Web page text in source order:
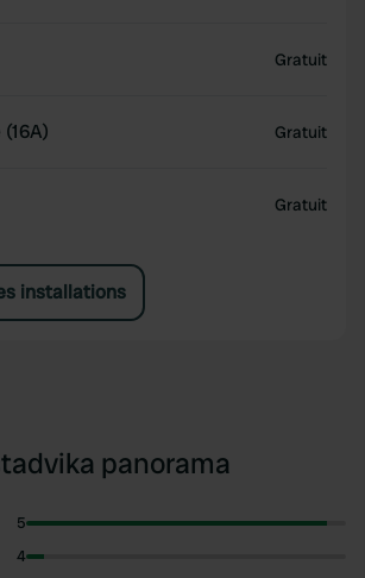
Gratuit
Gratuit
Gratuit
installations
panorama
5
4